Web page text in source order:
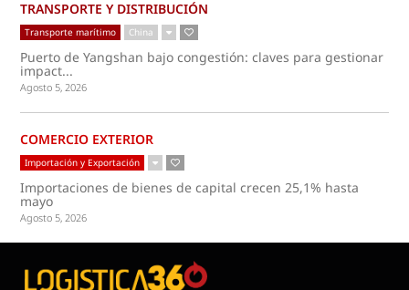
TRANSPORTE Y DISTRIBUCIÓN
Transporte marítimo China
Puerto de Yangshan bajo congestión: claves para gestionar
impact...
Agosto 5, 2026
COMERCIO EXTERIOR
Importación y Exportación
Importaciones de bienes de capital crecen 25,1% hasta
mayo
Agosto 5, 2026